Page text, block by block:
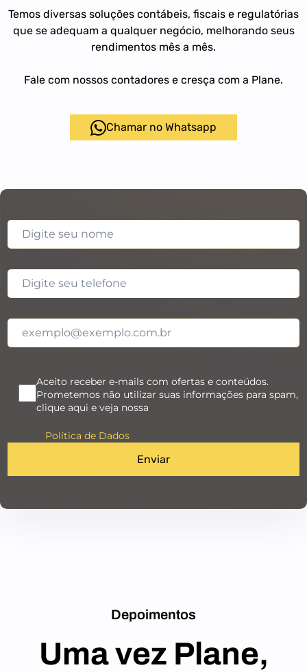
Temos diversas soluções contábeis, fiscais e regulatórias
que se adequam a qualquer negócio, melhorando seus
rendimentos mês a mês.
Fale com nossos contadores e cresça com a Plane.
Chamar no Whatsapp
Aceito receber e-mails com ofertas e conteúdos.
Prometemos não utilizar suas informações para spam,
clique aqui e veja nossa
Política de Dados
Depoimentos
Uma vez Plane,